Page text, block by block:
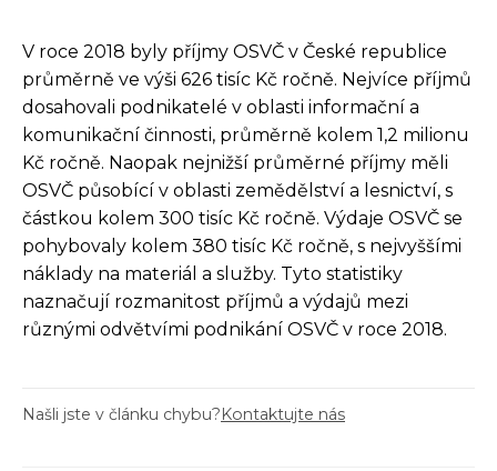
V roce 2018 byly příjmy OSVČ v České republice
průměrně ve výši 626 tisíc Kč ročně. Nejvíce příjmů
dosahovali podnikatelé v oblasti informační a
komunikační činnosti, průměrně kolem 1,2 milionu
Kč ročně. Naopak nejnižší průměrné příjmy měli
OSVČ působící v oblasti zemědělství a lesnictví, s
částkou kolem 300 tisíc Kč ročně. Výdaje OSVČ se
pohybovaly kolem 380 tisíc Kč ročně, s nejvyššími
náklady na materiál a služby. Tyto statistiky
naznačují rozmanitost příjmů a výdajů mezi
různými odvětvími podnikání OSVČ v roce 2018.
Našli jste v článku chybu?Kontaktujte nás